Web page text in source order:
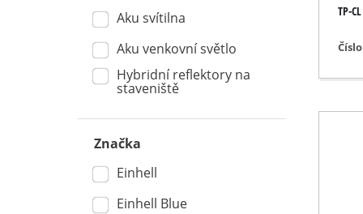
Dekupírovací
Ostatní pily
Aku svítilna
Aku venkovní světlo
Hybridní reflektory na
staveniště
Značka
Einhell
Einhell Blue
TP-